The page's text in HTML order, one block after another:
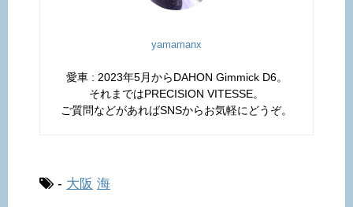
yamamanx
愛車 : 2023年5月からDAHON Gimmick D6。
それまではPRECISION VITESSE。
ご質問などがあればSNSからお気軽にどうぞ。
- 大阪 海